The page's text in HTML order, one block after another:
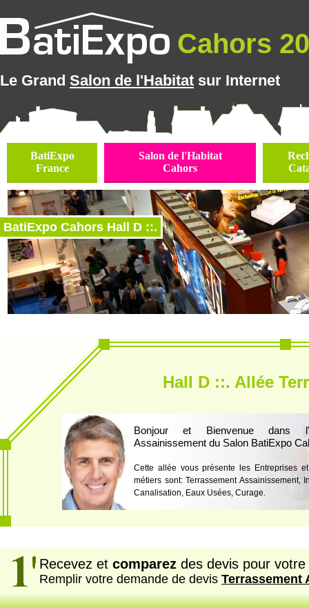
Cahors
Le Grand Salon de l'Habitat sur Internet
BatiExpo
France
Salon de l'Habitat
Cahors
BatiExpo Cahors Hall D ::.
Hall D ::. Allée
Bonjour et Bienvenue dans
Assainissement du Salon BatiExpo
Cette allée vous présente les Entreprises
métiers sont: Terrassement Assainissement,
Canalisation, Eaux Usées, Curage.
Recevez et comparez des devis pour votre
Remplir votre demande de devis Terrassement